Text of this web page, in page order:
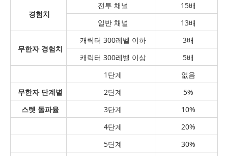
경험치
전투 채널
15배
일반 채널
13배
무한자 경험치
캐릭터 300레벨 이하
3배
캐릭터 300레벨 이상
5배
1단계
없음
무한자 단계별
2단계
5%
스텟 돌파율
3단계
10%
4단계
20%
5단계
30%